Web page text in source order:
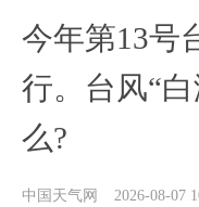
今年第13号
行。台风“
么?
中国天气网 2026-08-07